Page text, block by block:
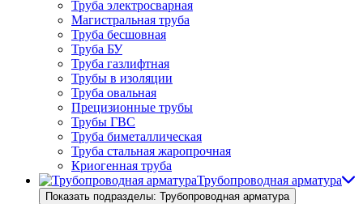
Труба электросварная
Магистральная труба
Труба бесшовная
Труба БУ
Труба газлифтная
Трубы в изоляции
Труба овальная
Прецизионные трубы
Трубы ГВС
Труба биметаллическая
Труба стальная жаропрочная
Криогенная труба
Трубопроводная арматура
Показать подразделы: Трубопроводная арматура